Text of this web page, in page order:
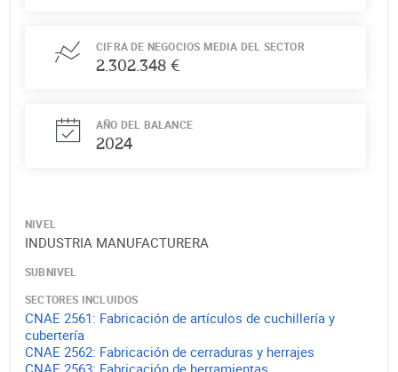
CIFRA DE NEGOCIOS MEDIA DEL SECTOR
2.302.348 €
AÑO DEL BALANCE
2024
NIVEL
INDUSTRIA MANUFACTURERA
SUBNIVEL
SECTORES INCLUIDOS
CNAE 2561: Fabricación de artículos de cuchillería y
cubertería
CNAE 2562: Fabricación de cerraduras y herrajes
CNAE 2563: Fabricación de herramientas